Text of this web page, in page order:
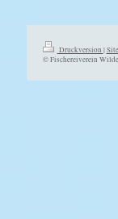
Druckversion |
© Fischereiverein